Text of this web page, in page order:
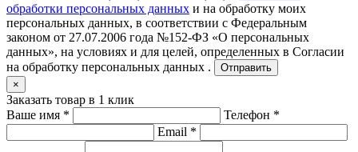
обработки персональных данных и на обработку моих
персональных данных, в соответствии с Федеральным
законом от 27.07.2006 года №152-ФЗ «О персональных
данных», на условиях и для целей, определенных в Согласии
на обработку персональных данных .
Отправить
×
Заказать товар в 1 клик
Ваше имя * Телефон *
Email *